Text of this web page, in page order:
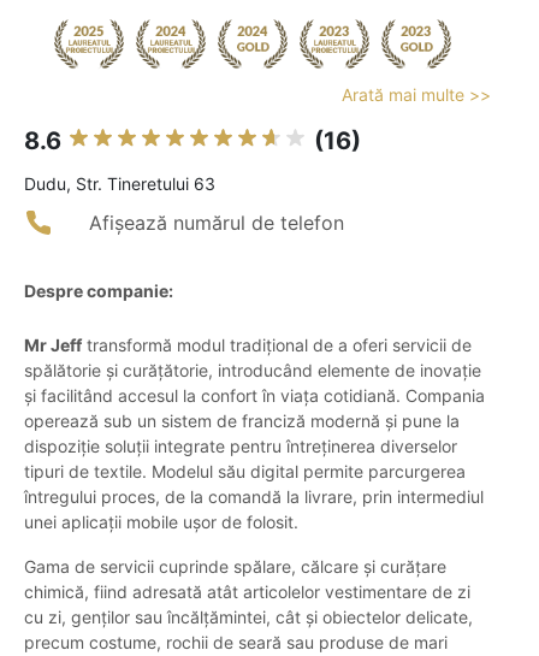
Arată mai multe >>
8.6 (16)
Dudu, Str. Tineretului 63
Afișează numărul de telefon
Despre companie:
Mr Jeff transformă modul tradițional de a oferi servicii de
spălătorie și curățătorie, introducând elemente de inovație
și facilitând accesul la confort în viața cotidiană. Compania
operează sub un sistem de franciză modernă și pune la
dispoziție soluții integrate pentru întreținerea diverselor
tipuri de textile. Modelul său digital permite parcurgerea
întregului proces, de la comandă la livrare, prin intermediul
unei aplicații mobile ușor de folosit.
Gama de servicii cuprinde spălare, călcare și curățare
chimică, fiind adresată atât articolelor vestimentare de zi
cu zi, genților sau încălțămintei, cât și obiectelor delicate,
precum costume, rochii de seară sau produse de mari